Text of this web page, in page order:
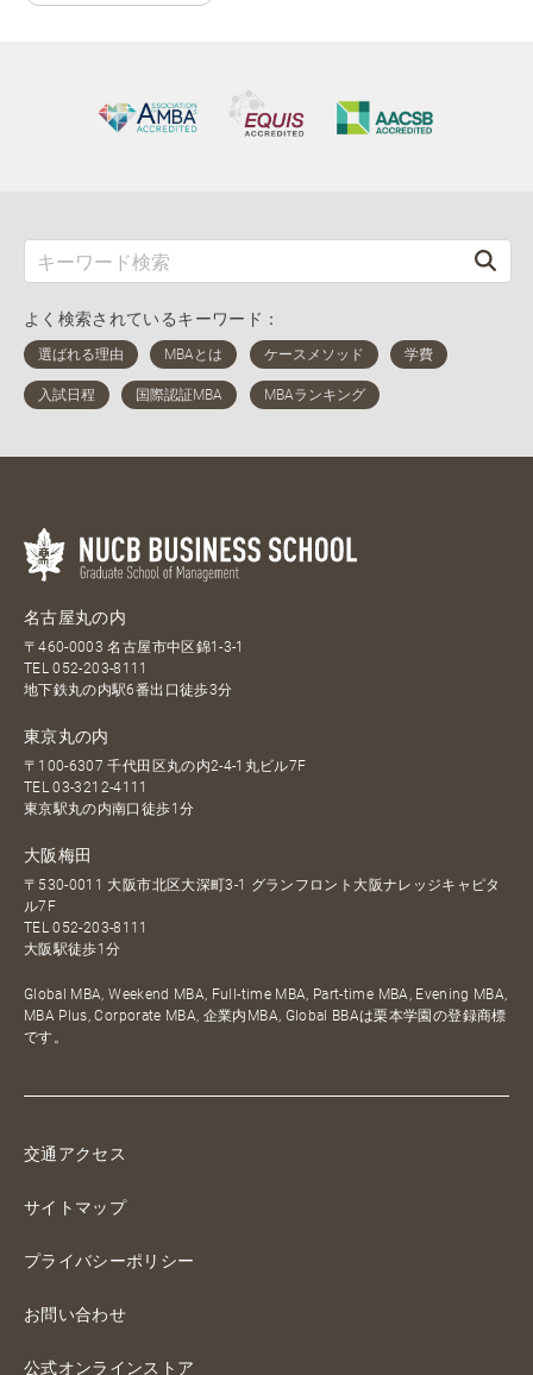
よく検索されているキーワード：
名古屋丸の内
〒460-0003 名古屋市中区錦1-3-1
TEL052-203-8111
地下鉄丸の内駅6番出口徒歩3分
東京丸の内
〒100-6307 千代田区丸の内2-4-1丸ビル7F
TEL03-3212-4111
東京駅丸の内南口徒歩1分
大阪梅田
〒530-0011 大阪市北区大深町3-1 グランフロント大阪ナレッジキャピタ
ル7F
TEL052-203-8111
大阪駅徒歩1分
Global MBA, Weekend MBA, Full-time MBA, Part-time MBA, Evening MBA,
MBA Plus, Corporate MBA, 企業内MBA, Global BBAは栗本学園の登録商標
です。
交通アクセス
サイトマップ
プライバシーポリシー
お問い合わせ
公式オンラインストア